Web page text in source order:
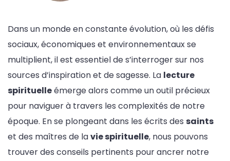
Dans un monde en constante évolution, où les défis
sociaux, économiques et environnementaux se
multiplient, il est essentiel de s’interroger sur nos
sources d’inspiration et de sagesse. La lecture
spirituelleémerge alors comme un outil précieux
pour naviguer à travers les complexités de notre
époque. En se plongeant dans les écrits des saints
et des maîtres de lavie spirituelle, nous pouvons
trouver des conseils pertinents pour ancrer notre